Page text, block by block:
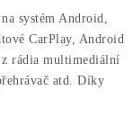
systém Android,
CarPlay, Android
rádia multimediální
atd. Díky